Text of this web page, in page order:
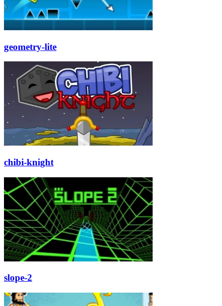
geometry-lite
chibi-knight
slope-2